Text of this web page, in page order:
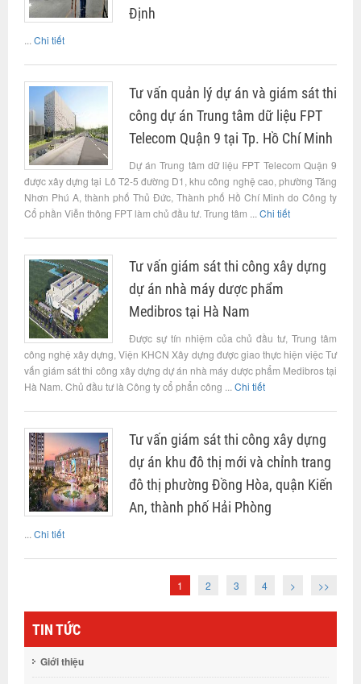
Định
... Chi tiết
Tư vấn quản lý dự án và giám sát thi
công dự án Trung tâm dữ liệu FPT
Telecom Quận 9 tại Tp. Hồ Chí Minh
Dự án Trung tâm dữ liệu FPT Telecom Quận 9
được xây dựng tại Lô T2-5 đường D1, khu công nghệ cao, phường Tăng
Nhơn Phú A, thành phố Thủ Đức, Thành phố Hồ Chí Minh do Công ty
Cổ phần Viễn thông FPT làm chủ đầu tư. Trung tâm ... Chi tiết
Tư vấn giám sát thi công xây dựng
dự án nhà máy dược phẩm
Medibros tại Hà Nam
Được sự tín nhiệm của chủ đầu tư, Trung tâm
công nghệ xây dựng, Viện KHCN Xây dựng được giao thực hiện việc Tư
vấn giám sát thi công xây dựng dự án nhà máy dược phẩm Medibros tại
Hà Nam. Chủ đầu tư là Công ty cổ phẩn công ... Chi tiết
Tư vấn giám sát thi công xây dựng
dự án khu đô thị mới và chỉnh trang
đô thị phường Đồng Hòa, quận Kiến
An, thành phố Hải Phòng
... Chi tiết
1 2 3 4 > >>
TIN TỨC
Giới thiệu